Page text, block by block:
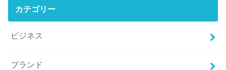
カテゴリー
ビジネス
ブランド